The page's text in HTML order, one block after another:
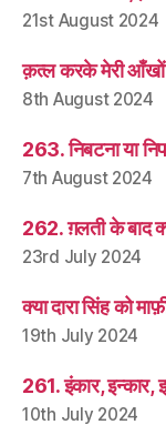
21st August 2024
क़त्ल करके मेरी
8th August 2024
263. निबटना या
7th August 2024
262. ग़लती के बाद
23rd July 2024
क्या दारा सिंह को
19th July 2024
261. इंकार, इन्कार,
10th July 2024